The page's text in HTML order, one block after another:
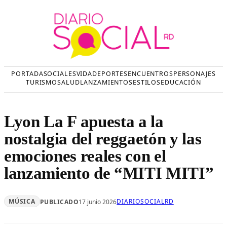
PORTADASOCIALESVIDADEPORTESENCUENTROSPERSONAJES
TURISMOSALUDLANZAMIENTOSESTILOSEDUCACIÓN
Lyon La F apuesta a la
nostalgia del reggaetón y las
emociones reales con el
lanzamiento de “MITI MITI”
MÚSICA PUBLICADO17 junio 2026DIARIOSOCIALRD